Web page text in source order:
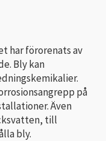
har förorenats av
Bly kan
på
Även
till
bly.